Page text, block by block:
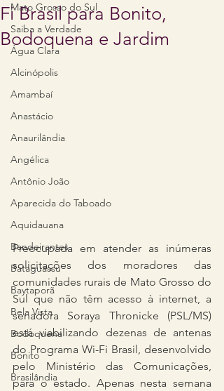
Mato Grosso do Sul
Saiba a Verdade
Água Clara
Alcinópolis
Amambaí
Anastácio
Anaurilândia
Angélica
Antônio João
Aparecida do Taboado
Aquidauana
Bandeirantes
Bataguassu
Baytaporã
Bela Vista
Bodoquena
Bonito
Brasilândia
Fi Brasil para Bonito,
Bodoquena e Jardim
Preocupada em atender as inúmeras
solicitações dos moradores das
comunidades rurais de Mato Grosso do
Sul que não têm acesso à internet, a
senadora Soraya Thronicke (PSL/MS)
está viabilizando dezenas de antenas
do Programa Wi-Fi Brasil, desenvolvido
pelo Ministério das Comunicações,
para o estado. Apenas nesta semana